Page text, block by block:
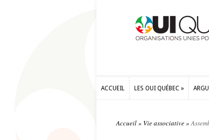
ACCUEIL LES OUI QUÉBEC »
Accueil» Vie associative»